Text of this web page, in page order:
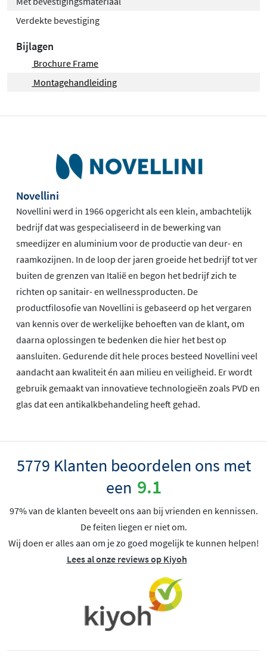
Verdekte bevestiging
Bijlagen
Brochure Frame
Montagehandleiding
Novellini
Novellini werd in 1966 opgericht als een klein, ambachtelijk
bedrijf dat was gespecialiseerd in de bewerking van
smeedijzer en aluminium voor de productie van deur- en
raamkozijnen. In de loop der jaren groeide het bedrijf tot ver
buiten de grenzen van Italië en begon het bedrijf zich te
richten op sanitair- en wellnessproducten. De
productfilosofie van Novellini is gebaseerd op het vergaren
van kennis over de werkelijke behoeften van de klant, om
daarna oplossingen te bedenken die hier het best op
aansluiten. Gedurende dit hele proces besteed Novellini veel
aandacht aan kwaliteit én aan milieu en veiligheid. Er wordt
gebruik gemaakt van innovatieve technologieën zoals PVD en
glas dat een antikalkbehandeling heeft gehad.
5779 Klanten beoordelen ons met
een 9.1
97% van de klanten beveelt ons aan bij vrienden en kennissen.
De feiten liegen er niet om.
Wij doen er alles aan om je zo goed mogelijk te kunnen helpen!
Lees al onze reviews op Kiyoh